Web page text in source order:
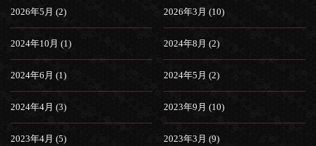
2026年5月 (2) 2026年3月 (10)
2024年10月 (1) 2024年8月 (2)
2024年6月 (1) 2024年5月 (2)
2024年4月 (3) 2023年9月 (10)
2023年4月 (5) 2023年3月 (9)